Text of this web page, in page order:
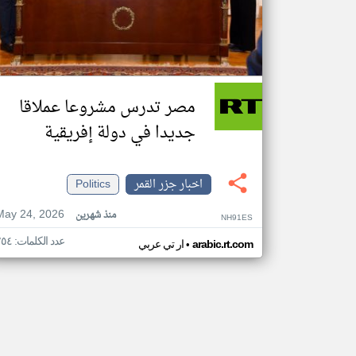
مصر تدرس مشروعا عملاقا
جديدا في دولة إفريقية
اخبار جزر القمر
Politics
24, 2026
منذ شهرين NH91ES
ار تي عربي• arabic.rt.com عدد الكلمات: ٢٥٤